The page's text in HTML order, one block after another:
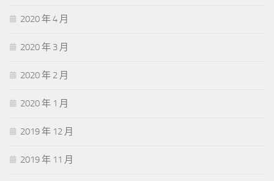
2020 年 4 月
2020 年 3 月
2020 年 2 月
2020 年 1 月
2019 年 12 月
2019 年 11 月